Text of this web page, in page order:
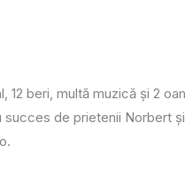
beri, multă muzică și 2
de prietenii Norbert